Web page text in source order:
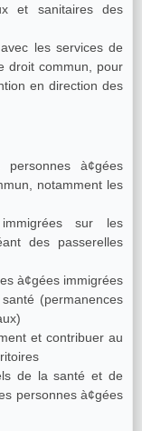
et sanitaires des
les services de
droit commun, pour
en direction des
à¢gées
notamment les
sur les
des passerelles
à¢gées immigrées
(permanences
et contribuer au
de la santé et de
personnes à¢gées